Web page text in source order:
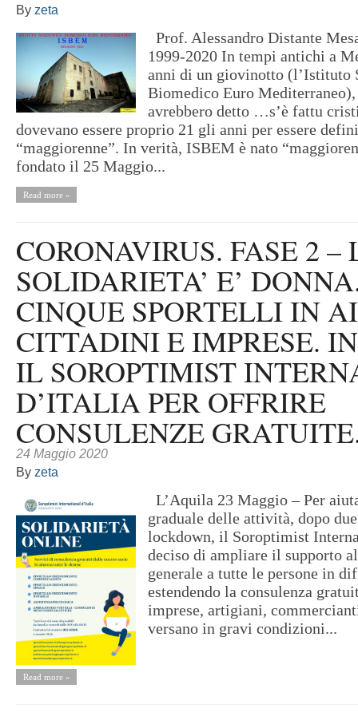
By zeta
Prof. Alessandro Distante
1999-2020 In tempi antichi a
anni di un giovinotto (l’Istituto
Biomedico Euro
avrebbero detto …s’è fattu
dovevano essere proprio 21 gli anni per essere
“maggiorenne”. In verità, ISBEM è nato
fondato il 25 Maggio...
Read more »
CORONAVIRUS. FASE 2 –
SOLIDARIETA’ E’
CINQUE SPORTELLI IN
CITTADINI E IMPRESE.
IL SOROPTIMIST
D’ITALIA PER OFFRIRE
CONSULENZE
24 Maggio 2020
By zeta
L’Aquila 23 Maggio – Per
graduale delle attività, dopo
lockdown, il Soroptimist
deciso di ampliare il supporto
generale a tutte le persone in
estendendo la consulenza
imprese, artigiani,
versano in gravi condizioni...
Read more »